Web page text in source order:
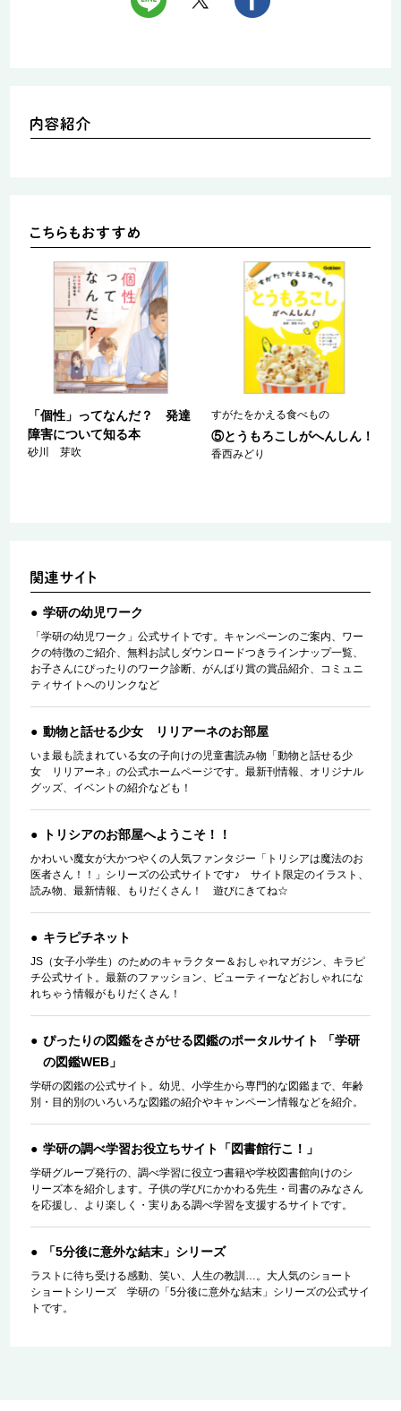
「個性」ってなんだ？ 発達
障害について知る本
砂川 芽吹
すがたをかえる食べもの
⑤とうもろこしがへんしん！
香西みどり
学研の幼児ワーク
「学研の幼児ワーク」公式サイトです。キャンペーンのご案内、ワー
クの特徴のご紹介、無料お試しダウンロードつきラインナップ一覧、
お子さんにぴったりのワーク診断、がんばり賞の賞品紹介、コミュニ
ティサイトへのリンクなど
動物と話せる少女 リリアーネのお部屋
いま最も読まれている女の子向けの児童書読み物「動物と話せる少
女 リリアーネ」の公式ホームページです。最新刊情報、オリジナル
グッズ、イベントの紹介なども！
トリシアのお部屋へようこそ！！
かわいい魔女が大かつやくの人気ファンタジー「トリシアは魔法のお
医者さん！！」シリーズの公式サイトです♪ サイト限定のイラスト、
読み物、最新情報、もりだくさん！ 遊びにきてね☆
キラピチネット
JS（女子小学生）のためのキャラクター＆おしゃれマガジン、キラピ
チ公式サイト。最新のファッション、ビューティーなどおしゃれにな
れちゃう情報がもりだくさん！
ぴったりの図鑑をさがせる図鑑のポータルサイト 「学研
の図鑑WEB」
学研の図鑑の公式サイト。幼児、小学生から専門的な図鑑まで、年齢
別・目的別のいろいろな図鑑の紹介やキャンペーン情報などを紹介。
学研の調べ学習お役立ちサイト「図書館行こ！」
学研グループ発行の、調べ学習に役立つ書籍や学校図書館向けのシ
リーズ本を紹介します。子供の学びにかかわる先生・司書のみなさん
を応援し、より楽しく・実りある調べ学習を支援するサイトです。
「5分後に意外な結末」シリーズ
ラストに待ち受ける感動、笑い、人生の教訓…。大人気のショート
ショートシリーズ 学研の「5分後に意外な結末」シリーズの公式サイ
トです。